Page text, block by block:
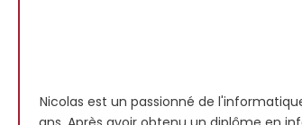
Nicolas est un passionné de